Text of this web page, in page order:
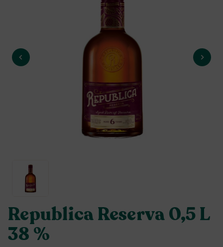
Republica Reserva 0,5 L
38 %